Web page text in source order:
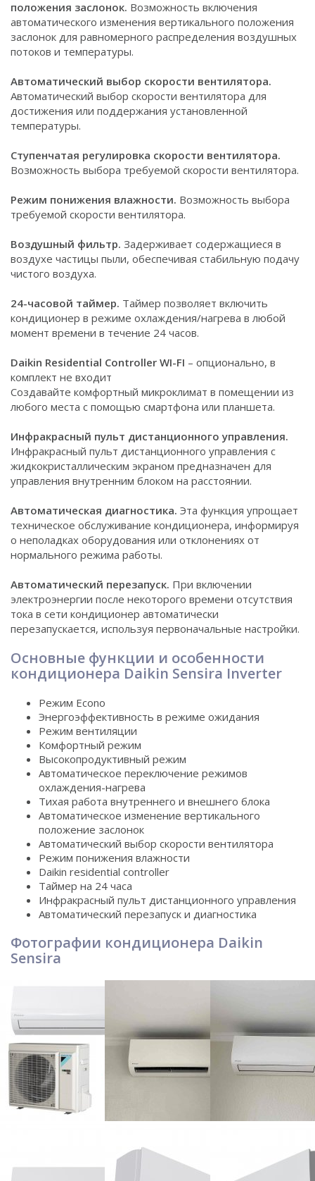
положения заслонок. Возможность включения
автоматического изменения вертикального положения
заслонок для равномерного распределения воздушных
потоков и температуры.
Автоматический выбор скорости вентилятора.
Автоматический выбор скорости вентилятора для
достижения или поддержания установленной
температуры.
Ступенчатая регулировка скорости вентилятора.
Возможность выбора требуемой скорости вентилятора.
Режим понижения влажности. Возможность выбора
требуемой скорости вентилятора.
Воздушный фильтр. Задерживает содержащиеся в
воздухе частицы пыли, обеспечивая стабильную подачу
чистого воздуха.
24-часовой таймер. Таймер позволяет включить
кондиционер в режиме охлаждения/нагрева в любой
момент времени в течение 24 часов.
Daikin Residential Controller WI-FI – опционально, в
комплект не входит
Создавайте комфортный микроклимат в помещении из
любого места с помощью смартфона или планшета.
Инфракрасный пульт дистанционного управления.
Инфракрасный пульт дистанционного управления с
жидкокристаллическим экраном предназначен для
управления внутренним блоком на расстоянии.
Автоматическая диагностика. Эта функция упрощает
техническое обслуживание кондиционера, информируя
о неполадках оборудования или отклонениях от
нормального режима работы.
Автоматический перезапуск. При включении
электроэнергии после некоторого времени отсутствия
тока в сети кондиционер автоматически
перезапускается, используя первоначальные настройки.
Основные функции и особенности
кондиционера Daikin Sensira Inverter
Режим Еcono
Энергоэффективность в режиме ожидания
Режим вентиляции
Комфортный режим
Высокопродуктивный режим
Автоматическое переключение режимов
охлаждения-нагрева
Тихая работа внутреннего и внешнего блока
Автоматическое изменение вертикального
положение заслонок
Автоматический выбор скорости вентилятора
Режим понижения влажности
Daikin residential controller
Таймер на 24 часа
Инфракрасный пульт дистанционного управления
Автоматический перезапуск и диагностика
Фотографии кондиционера Daikin
Sensira